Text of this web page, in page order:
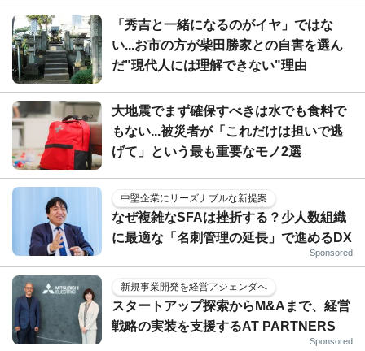
「秀吉と一緒になるのがイヤ」ではな
い...お市の方が柴田勝家との自害を選ん
だ"現代人には理解できない"理由
大地震でまず確保すべきは水でも食料で
もない...被災者が「これだけは担いで逃
げて」という最も重要なモノ2選
中堅企業にリーズナブルな新提案
なぜ複雑なSFAは挫折する？少人数組織
に最適な「名刺管理の延長」で進めるDX
Sponsored
新規事業開発を経営アジェンダへ
スタートアップ探索からM&Aまで、経営
戦略の実装を支援するAT PARTNERS
Sponsored